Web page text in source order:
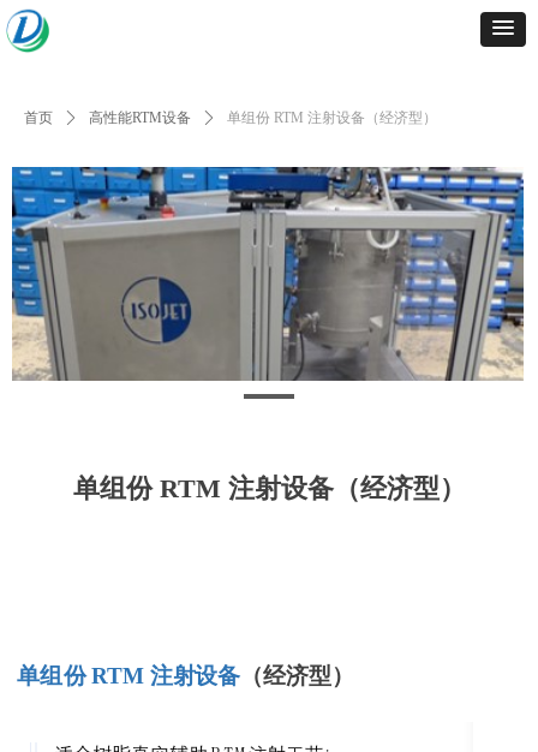
首页 ꄲ 高性能RTM设备 ꄲ 单组份 RTM 注射设备（经济型）
单组份 RTM 注射设备（经济型）
单组份 RTM 注射设备 （经济型）